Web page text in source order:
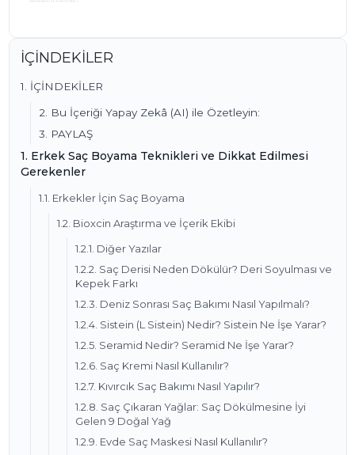
İÇİNDEKİLER
1. İÇİNDEKİLER
2. Bu İçeriği Yapay Zekâ (AI) ile Özetleyin:
3. PAYLAŞ
1. Erkek Saç Boyama Teknikleri ve Dikkat Edilmesi
Gerekenler
1.1. Erkekler İçin Saç Boyama
1.2. Bioxcin Araştırma ve İçerik Ekibi
1.2.1. Diğer Yazılar
1.2.2. Saç Derisi Neden Dökülür? Deri Soyulması ve
Kepek Farkı
1.2.3. Deniz Sonrası Saç Bakımı Nasıl Yapılmalı?
1.2.4. Sistein (L Sistein) Nedir? Sistein Ne İşe Yarar?
1.2.5. Seramid Nedir? Seramid Ne İşe Yarar?
1.2.6. Saç Kremi Nasıl Kullanılır?
1.2.7. Kıvırcık Saç Bakımı Nasıl Yapılır?
1.2.8. Saç Çıkaran Yağlar: Saç Dökülmesine İyi
Gelen 9 Doğal Yağ
1.2.9. Evde Saç Maskesi Nasıl Kullanılır?